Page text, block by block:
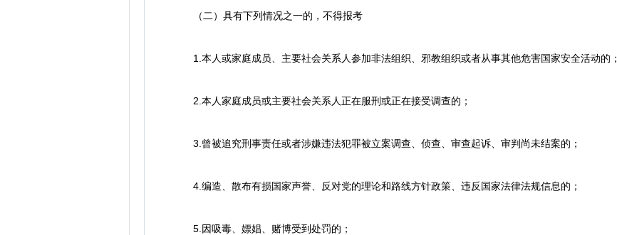
（二）具有下列情况之一的，不得报考
1.本人或家庭成员、主要社会关系人参加非法组织、邪教组织或者从事其他危害国家安全活动的；
2.本人家庭成员或主要社会关系人正在服刑或正在接受调查的；
3.曾被追究刑事责任或者涉嫌违法犯罪被立案调查、侦查、审查起诉、审判尚未结案的；
4.编造、散布有损国家声誉、反对党的理论和路线方针政策、违反国家法律法规信息的；
5.因吸毒、嫖娼、赌博受到处罚的；